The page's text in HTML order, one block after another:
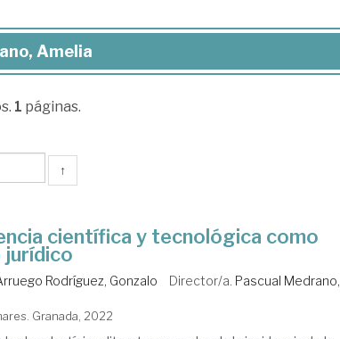
Amelia
1 páginas.
↑
científica y tecnológica como
jurídico
Rodríguez, Gonzalo Director/a. Pascual Medrano,
Granada, 2022